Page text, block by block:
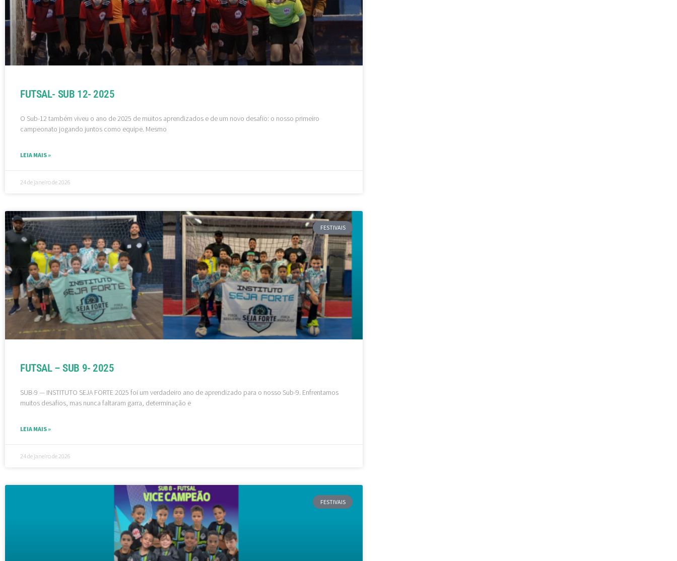
FUTSAL- SUB 12- 2025
O Sub-12 também viveu o ano de 2025 de muitos aprendizados e de um novo desafio: o nosso primeiro
campeonato jogando juntos como equipe. Mesmo
LEIA MAIS »
24 de janeiro de 2026
FESTIVAIS
FUTSAL – SUB 9- 2025
SUB-9 — INSTITUTO SEJA FORTE 2025 foi um verdadeiro ano de aprendizado para o nosso Sub-9. Enfrentamos
muitos desafios, mas nunca faltaram garra, determinação e
LEIA MAIS »
24 de janeiro de 2026
FESTIVAIS